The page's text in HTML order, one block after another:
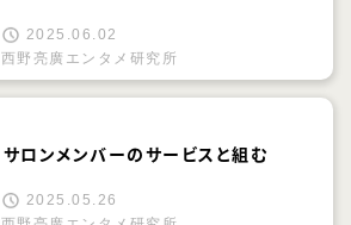
2025.06.02
西野亮廣エンタメ研究所
サロンメンバーのサービスと組む
2025.05.26